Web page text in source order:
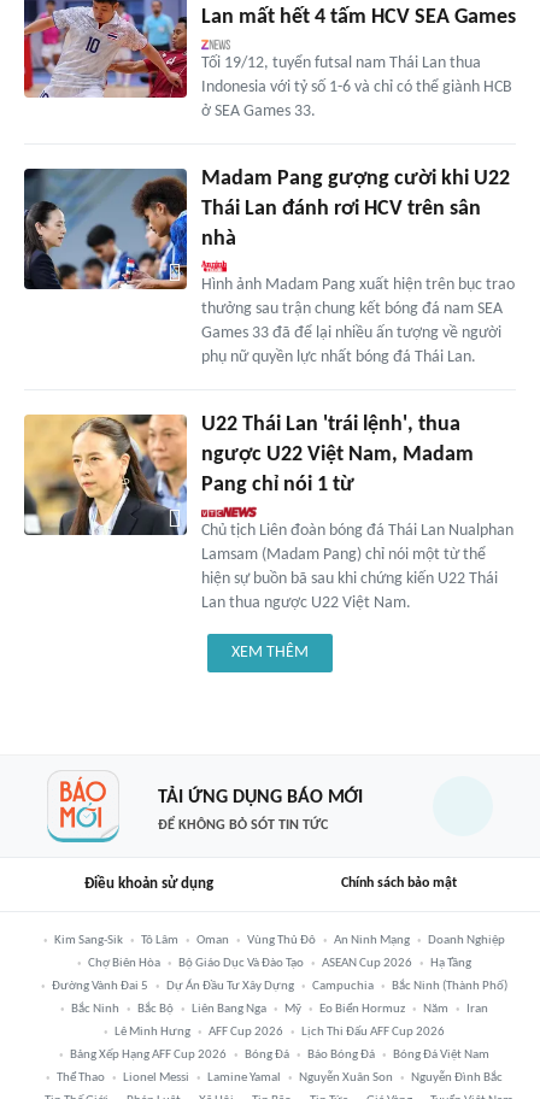
Lan mất hết 4 tấm HCV SEA Games
Tối 19/12, tuyển futsal nam Thái Lan thua
Indonesia với tỷ số 1-6 và chỉ có thể giành HCB
ở SEA Games 33.
Madam Pang gượng cười khi U22
Thái Lan đánh rơi HCV trên sân
nhà
Hình ảnh Madam Pang xuất hiện trên bục trao
thưởng sau trận chung kết bóng đá nam SEA
Games 33 đã để lại nhiều ấn tượng về người
phụ nữ quyền lực nhất bóng đá Thái Lan.
U22 Thái Lan 'trái lệnh', thua
ngược U22 Việt Nam, Madam
Pang chỉ nói 1 từ
Chủ tịch Liên đoàn bóng đá Thái Lan Nualphan
Lamsam (Madam Pang) chỉ nói một từ thể
hiện sự buồn bã sau khi chứng kiến U22 Thái
Lan thua ngược U22 Việt Nam.
XEM THÊM
TẢI ỨNG DỤNG BÁO MỚI
ĐỂ KHÔNG BỎ SÓT TIN TỨC
Điều khoản sử dụng Chính sách bảo mật
Kim Sang-Sik Tô Lâm Oman Vùng Thủ Đô An Ninh Mạng
Doanh Nghiệp
Chợ Biên Hòa
Bộ Giáo Dục Và Đào Tạo ASEAN Cup 2026
Hạ Tầng
Đường Vành Đai 5
Dự Án Đầu Tư Xây Dựng Campuchia
Bắc Ninh (thành Phố)
Bắc Ninh
Bắc Bộ Liên Bang Nga Mỹ Eo Biển Hormuz Năm
Iran
Lê Minh Hưng
AFF Cup 2026
Lịch Thi Đấu AFF Cup 2026
Bảng Xếp Hạng AFF Cup 2026
Bóng Đá Báo Bóng Đá
Bóng Đá Việt Nam
Thể Thao
Lionel Messi Lamine Yamal Nguyễn Xuân Son
Nguyễn Đình Bắc